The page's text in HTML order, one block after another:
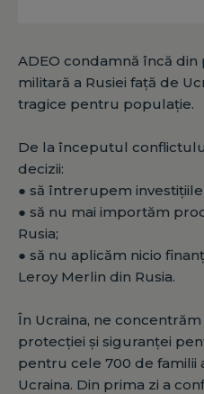
ADEO condamnă încă din
militară a Rusiei față de
tragice pentru populație.
De la începutul
decizii:
● să întrerupem investițiile
● să nu mai importăm
Rusia;
● să nu aplicăm nicio
Leroy Merlin din Rusia.
În Ucraina, ne
protecției și siguranței
pentru cele 700 de familii
Ucraina. Din prima zi a